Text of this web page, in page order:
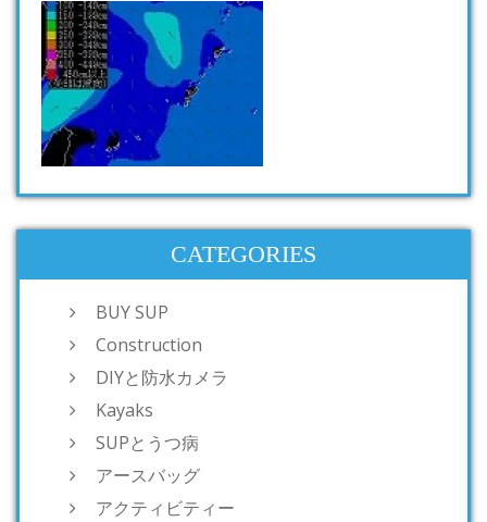
CATEGORIES
BUY SUP
Construction
DIYと防水カメラ
Kayaks
SUPとうつ病
アースバッグ
アクティビティー